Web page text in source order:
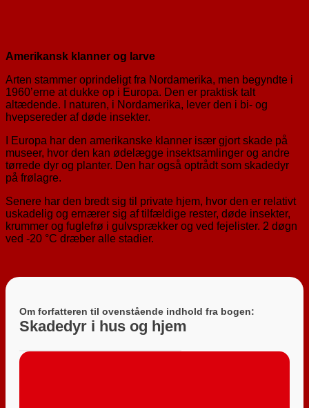
Amerikansk klanner og larve
Arten stammer oprindeligt fra Nordamerika, men begyndte i
1960’erne at dukke op i Europa. Den er praktisk talt
altædende. I naturen, i Nordamerika, lever den i bi- og
hvepsereder af døde insekter.
I Europa har den amerikanske klanner især gjort skade på
museer, hvor den kan ødelægge insektsamlinger og andre
tørrede dyr og planter. Den har også optrådt som skadedyr
på frølagre.
Senere har den bredt sig til private hjem, hvor den er relativt
uskadelig og ernærer sig af tilfældige rester, døde insekter,
krummer og fuglefrø i gulvsprækker og ved fejelister. 2 døgn
ved -20 °C dræber alle stadier.
Om forfatteren til ovenstående indhold fra bogen:
Skadedyr i hus og hjem